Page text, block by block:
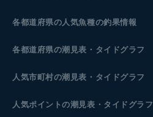
各都道府県の人気魚種の釣果情報
各都道府県の潮見表 ・タイドグラフ
人気市町村の潮見表・タイドグラフ
人気ポイントの潮見表・タイドグラフ